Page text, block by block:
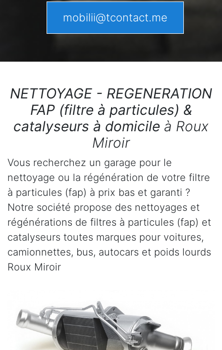
mobilii@tcontact.me
NETTOYAGE - REGENERATION
FAP (filtre à particules) &
catalyseurs à domicile à Roux
Miroir
Vous recherchez un garage pour le
nettoyage ou la régénération de votre filtre
à particules (fap) à prix bas et garanti ?
Notre société propose des nettoyages et
régénérations de filtres à particules (fap) et
catalyseurs toutes marques pour voitures,
camionnettes, bus, autocars et poids lourds
Roux Miroir